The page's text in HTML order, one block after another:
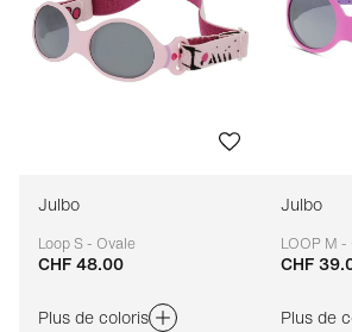
Julbo
Loop S - Ovale
Adaptable
CHF 48.00
Plus de coloris
Julbo
LOOP M -
CHF
Plus de